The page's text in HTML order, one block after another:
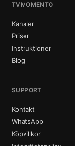
TVMOMENTO
Kanaler
Priser
Instruktioner
Blog
SUPPORT
Kontakt
WhatsApp
Köpvillkor